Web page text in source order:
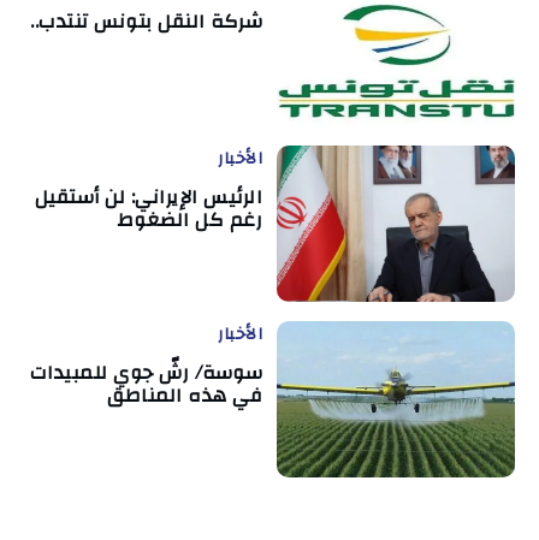
شركة النقل بتونس تنتدب..
الأخبار
الرئيس الإيراني: لن أستقيل
رغم كل الضغوط
الأخبار
سوسة/ رشّ جوي للمبيدات
في هذه المناطق